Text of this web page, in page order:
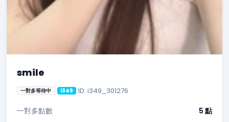
smile
一對多等待中 i349 ID: i349_301276
一對多點數
5 點